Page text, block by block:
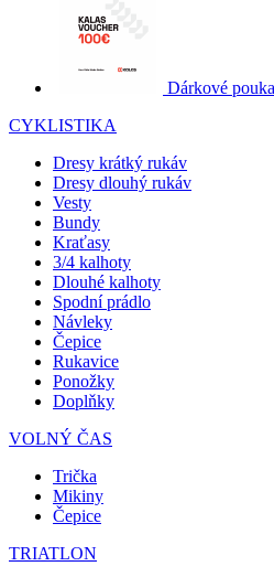
Dárkové
CYKLISTIKA
Dresy krátký rukáv
Dresy dlouhý rukáv
Vesty
Bundy
Kraťasy
3/4 kalhoty
Dlouhé kalhoty
Spodní prádlo
Návleky
Čepice
Rukavice
Ponožky
Doplňky
VOLNÝ ČAS
Trička
Mikiny
Čepice
TRIATLON